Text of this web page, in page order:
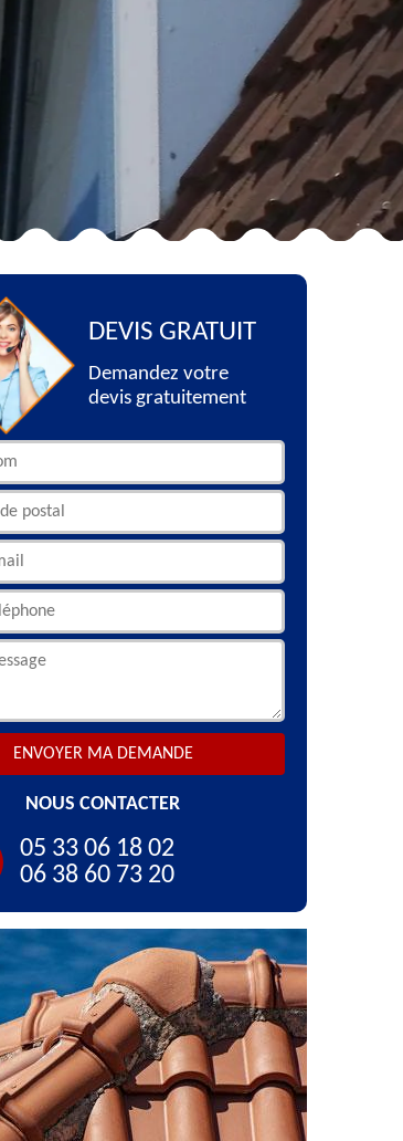
DEVIS GRATUIT
Demandez votre
devis gratuitement
NOUS CONTACTER
05 33 06 18 02
06 38 60 73 20